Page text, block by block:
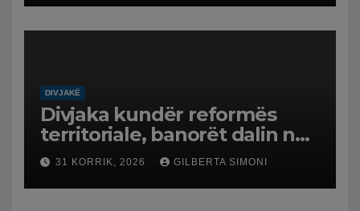
DIVJAKË
Divjaka kundër reformës
territoriale, banorët dalin në
protestë.
31 KORRIK, 2026 GILBERTA SIMONI